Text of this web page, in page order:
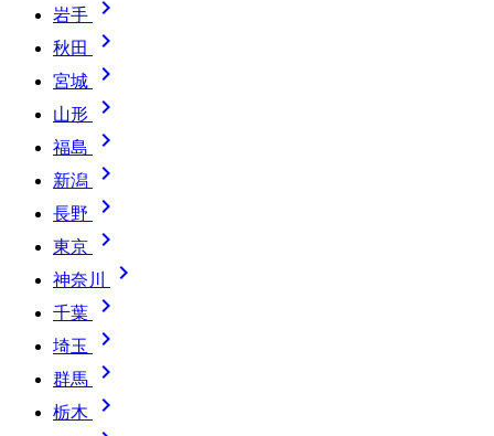
岩手 
秋田 
宮城 
山形 
福島 
新潟 
長野 
東京 
神奈川 
千葉 
埼玉 
群馬 
栃木 